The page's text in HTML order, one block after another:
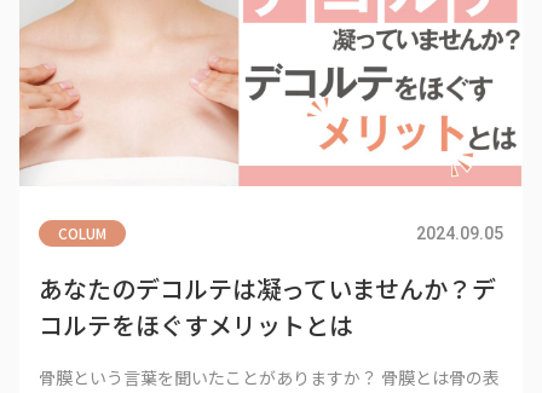
COLUM 2024.09.05
あなたのデコルテは凝っていませんか？デ
コルテをほぐすメリットとは
骨膜という言葉を聞いたことがありますか？ 骨膜とは骨の表